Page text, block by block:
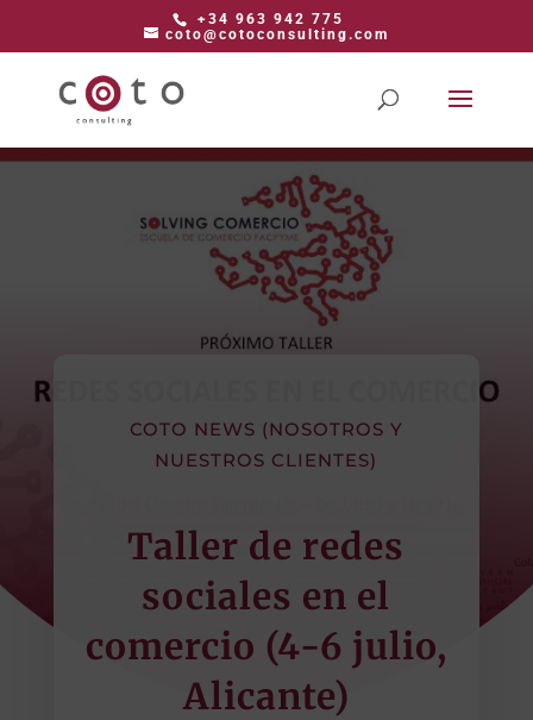
+34 963 942 775
coto@cotoconsulting.com
COTO NEWS (NOSOTROS Y
NUESTROS CLIENTES)
Taller de redes
sociales en el
comercio (4-6 julio,
Alicante)